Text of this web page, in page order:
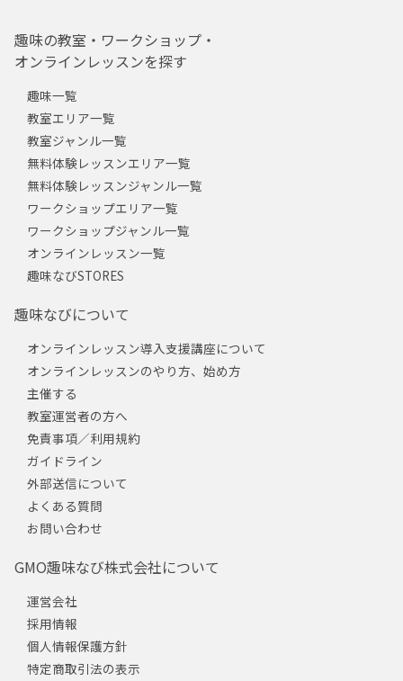
趣味の教室・ワークショップ・
オンラインレッスンを探す
趣味一覧
教室エリア一覧
教室ジャンル一覧
無料体験レッスンエリア一覧
無料体験レッスンジャンル一覧
ワークショップエリア一覧
ワークショップジャンル一覧
オンラインレッスン一覧
趣味なびSTORES
趣味なびについて
オンラインレッスン導入支援講座について
オンラインレッスンのやり方、始め方
主催する
教室運営者の方へ
免責事項／利用規約
ガイドライン
外部送信について
よくある質問
お問い合わせ
GMO趣味なび株式会社について
運営会社
採用情報
個人情報保護方針
特定商取引法の表示